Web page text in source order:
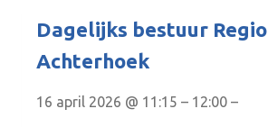
Dagelijks bestuur Regio
Achterhoek
16 april 2026 @ 11:15 – 12:00 –